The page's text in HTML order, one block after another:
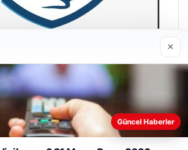
daha iyi anlayabilmek,
ve geliştirmek amacıyla çerezler
Politikamız
×
Güncel Haberler